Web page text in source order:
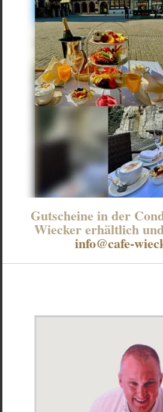
Gutscheine in der
Wiecker erhältlich
info@cafe-